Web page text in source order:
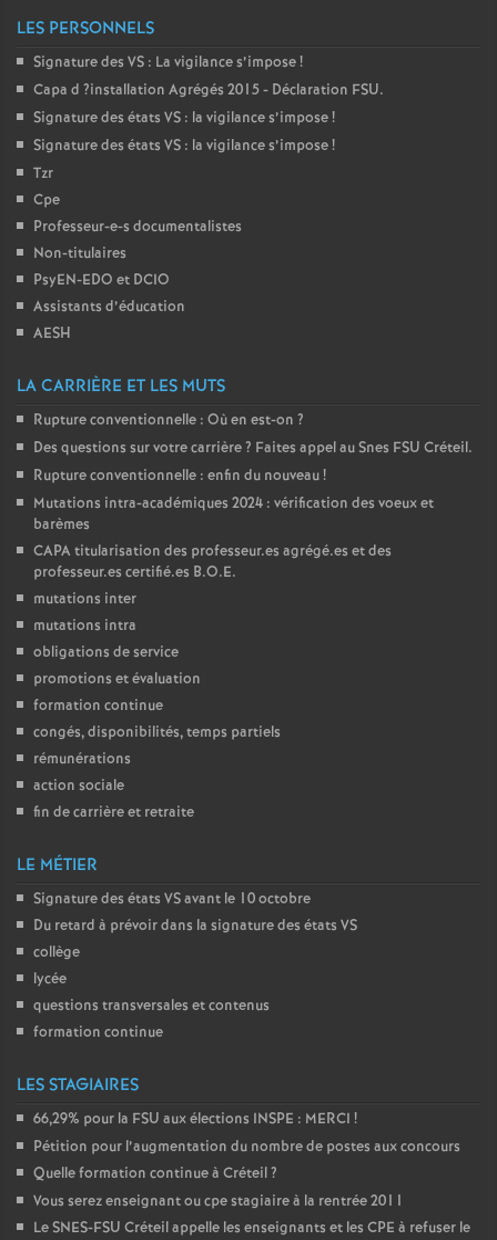
a
r
s
LES PERSONNELS
Signature des VS : La vigilance s’impose!
Capa d ?installation Agrégés 2015 - Déclaration FSU.
Signature des états VS : la vigilance s’impose!
Signature des états VS : la vigilance s’impose!
Tzr
Cpe
Professeur-e-s documentalistes
Non-titulaires
PsyEN-EDO et DCIO
Assistants d’éducation
AESH
LA CARRIÈRE ET LES MUTS
Rupture conventionnelle : Où en est-on ?
Des questions sur votre carrière? Faites appel au Snes FSU Créteil.
Rupture conventionnelle : enfin du nouveau!
Mutations intra-académiques 2024 : vérification des voeux et
barèmes
CAPAtitularisation des professeur.es agrégé.es et des
professeur.es certifié.es B.O.E.
mutations inter
mutations intra
obligations de service
promotions et évaluation
formation continue
congés, disponibilités, temps partiels
rémunérations
action sociale
fin de carrière et retraite
LE MÉTIER
Signature des états VSavant le 10 octobre
Du retard à prévoir dans la signature des états VS
collège
lycée
questions transversales et contenus
formation continue
LES STAGIAIRES
66,29% pour la FSU aux élections INSPE : MERCI !
Pétition pour l’augmentation du nombre de postes aux concours
Quelle formation continue à Créteil?
Vous serez enseignant ou cpe stagiaire à la rentrée 2011
LeSNES-FSU Créteil appelle les enseignants et les CPE à refuser le